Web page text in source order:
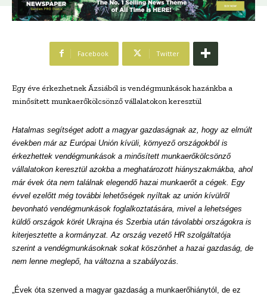
Facebook Twitter
Egy éve érkezhetnek Ázsiából is vendégmunkások hazánkba a
minősített munkaerőkölcsönző vállalatokon keresztül
Hatalmas segítséget adott a magyar gazdaságnak az, hogy az elmúlt
években már az Európai Unión kívüli, környező országokból is
érkezhettek vendégmunkások a minősített munkaerőkölcsönző
vállalatokon keresztül azokba a meghatározott hiányszakmákba, ahol
már évek óta nem találnak elegendő hazai munkaerőt a cégek. Egy
évvel ezelőtt még további lehetőségek nyíltak az unión kívülről
bevonható vendégmunkások foglalkoztatására, mivel a lehetséges
küldő országok körét Ukrajna és Szerbia után távolabbi országokra is
kiterjesztette a kormányzat. Az ország vezető HR szolgáltatója
szerint a vendégmunkásoknak sokat köszönhet a hazai gazdaság, de
nem lenne meglepő, ha változna a szabályozás.
„Évek óta szenved a magyar gazdaság a munkaerőhiánytól, de ez